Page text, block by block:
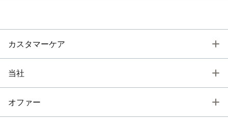
カスタマーケア
当社
オファー